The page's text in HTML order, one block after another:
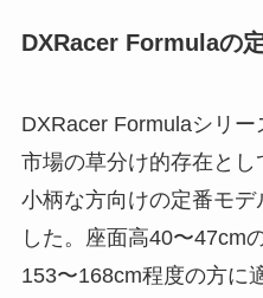
DXRacer Formulaの
DXRacer Formulaシリ
市場の草分け的存在とし
小柄な方向けの定番モデ
した。座面高40〜47cm
153〜168cm程度の方に